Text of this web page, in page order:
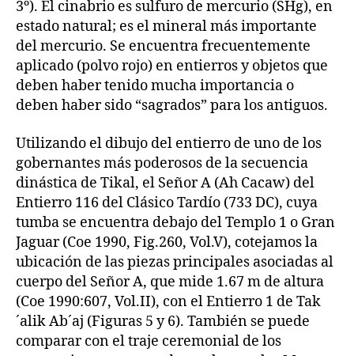
3º). El cinabrio es sulfuro de mercurio (SHg), en
estado natural; es el mineral más importante
del mercurio. Se encuentra frecuentemente
aplicado (polvo rojo) en entierros y objetos que
deben haber tenido mucha importancia o
deben haber sido “sagrados” para los antiguos.
Utilizando el dibujo del entierro de uno de los
gobernantes más poderosos de la secuencia
dinástica de Tikal, el Señor A (Ah Cacaw) del
Entierro 116 del Clásico Tardío (733 DC), cuya
tumba se encuentra debajo del Templo 1 o Gran
Jaguar (Coe 1990, Fig.260, Vol.V), cotejamos la
ubicación de las piezas principales asociadas al
cuerpo del Señor A, que mide 1.67 m de altura
(Coe 1990:607, Vol.II), con el Entierro 1 de Tak
´alik Ab´aj (Figuras 5 y 6). También se puede
comparar con el traje ceremonial de los